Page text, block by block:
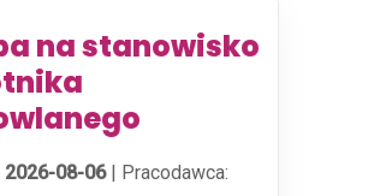
na stanowisko
2026-08-06| Pracodawca: